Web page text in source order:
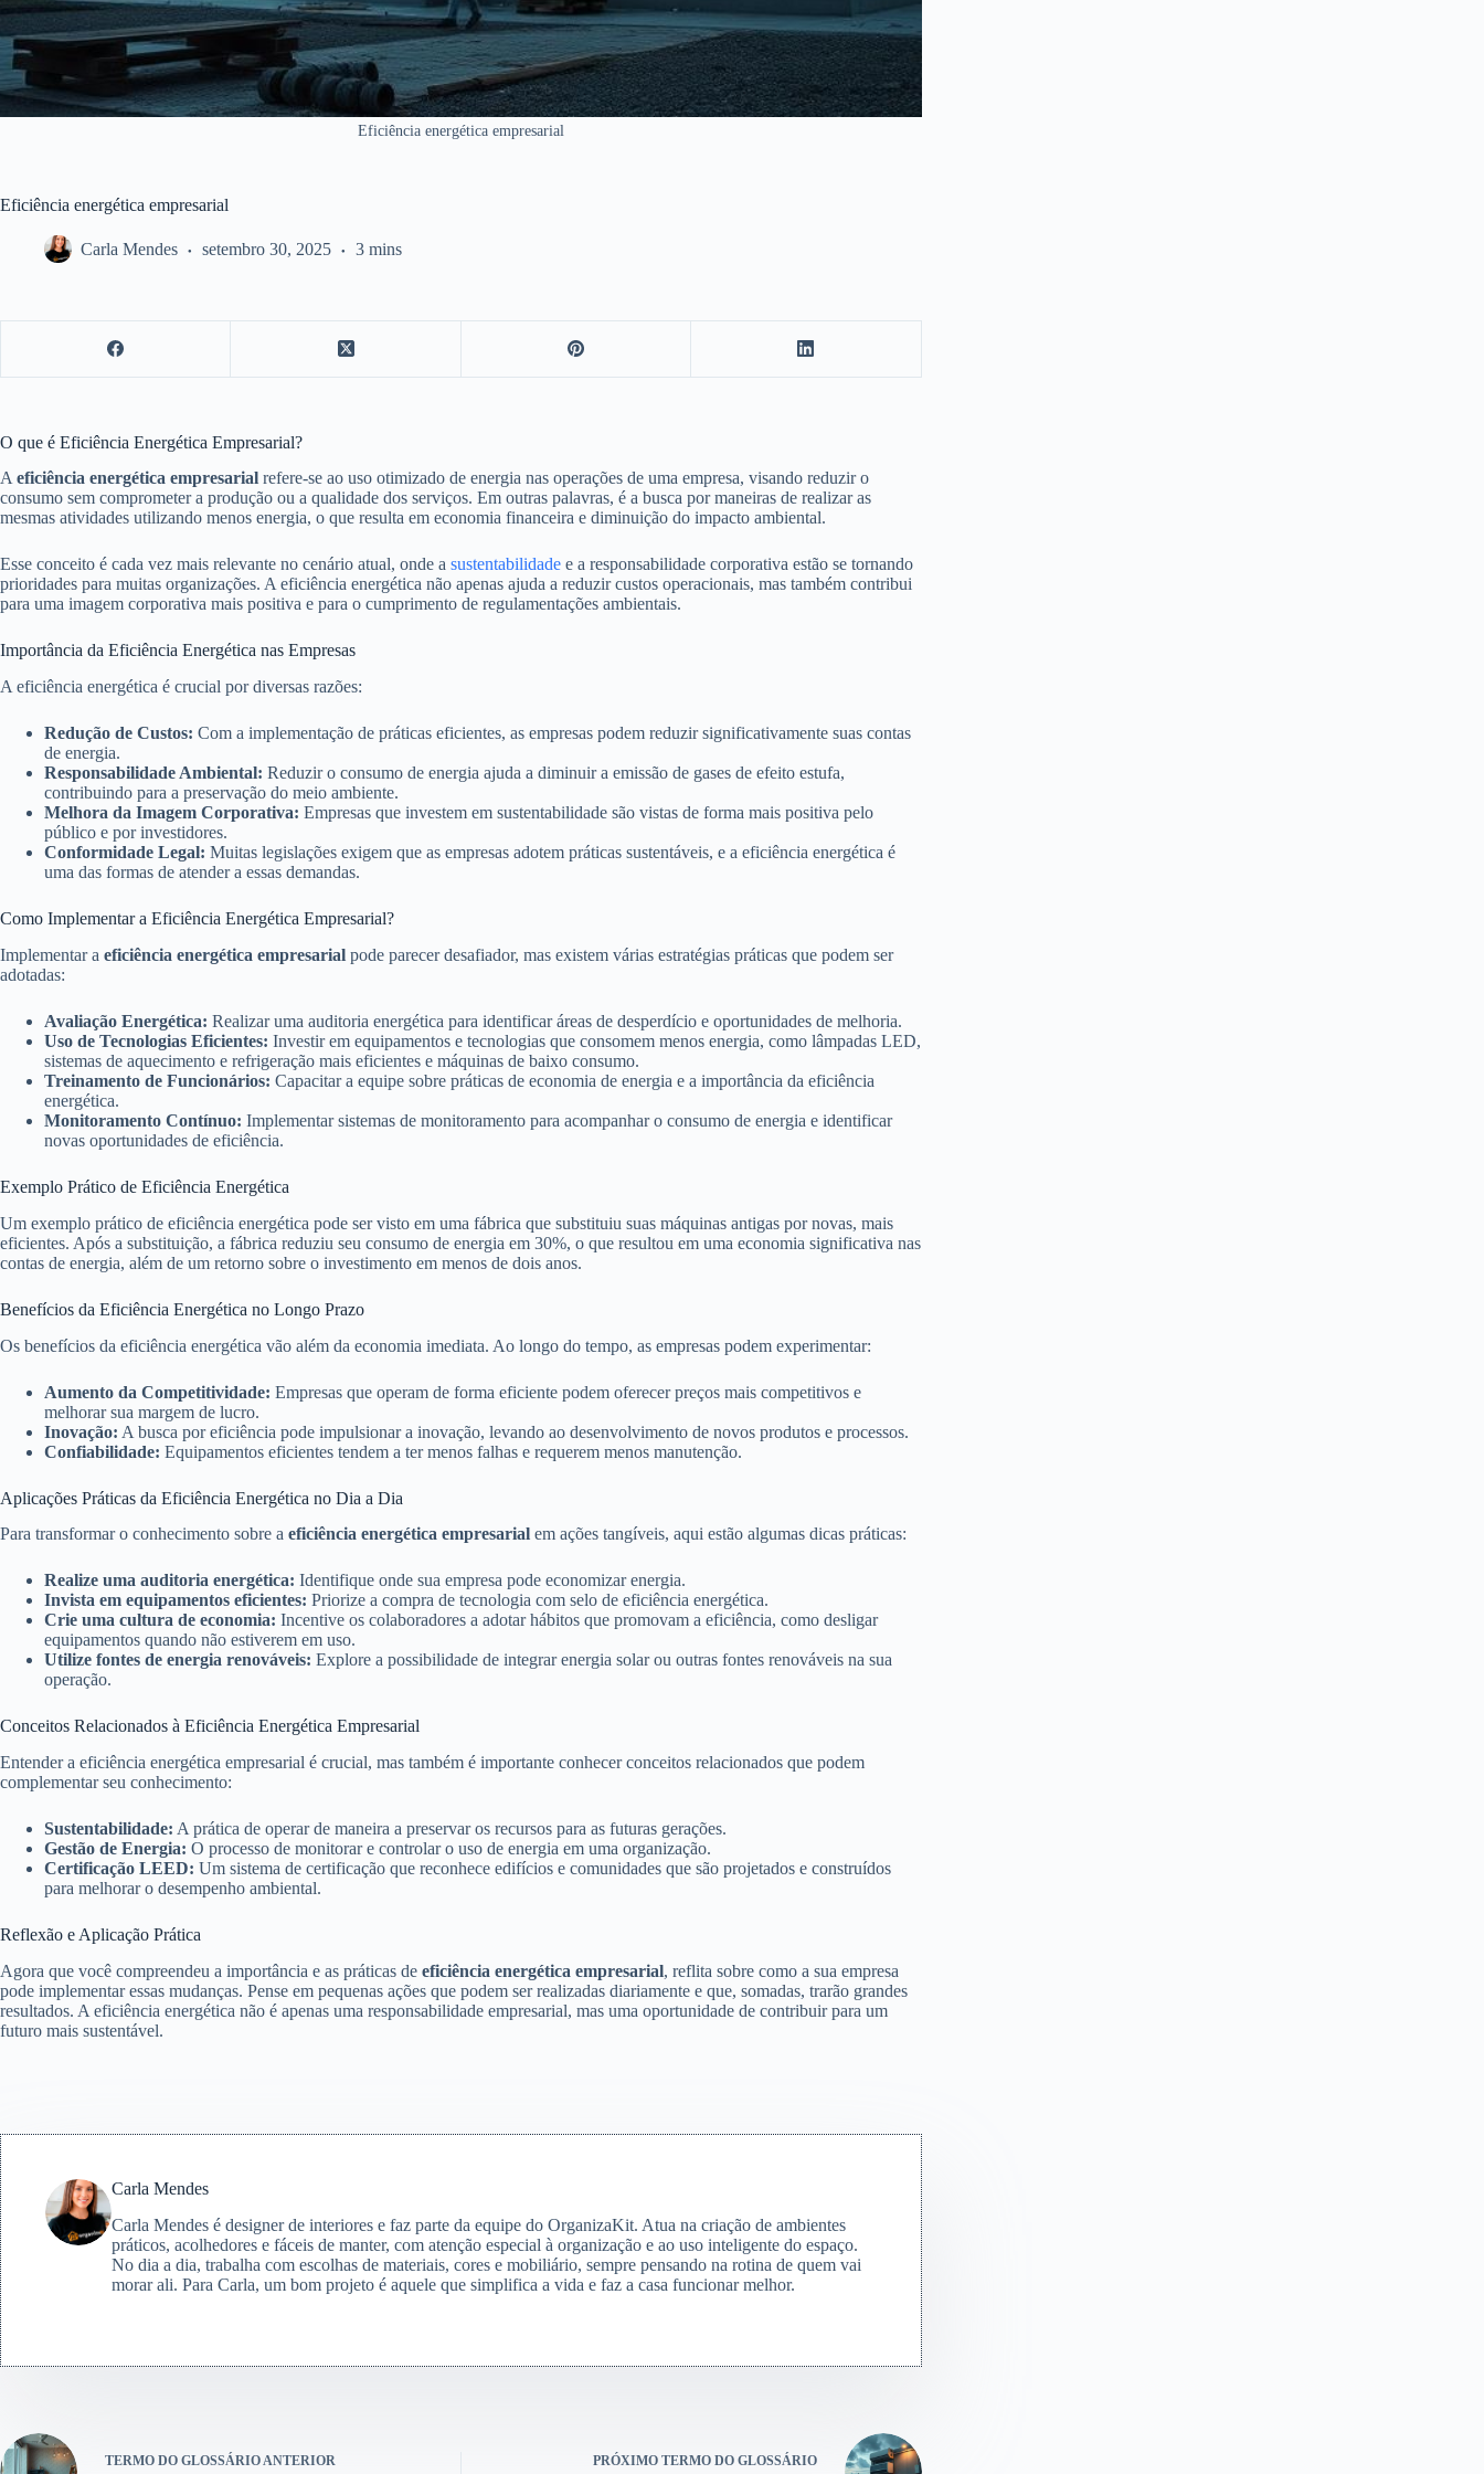
Eficiência energética empresarial
Eficiência energética empresarial
Carla Mendes setembro 30, 2025 3 mins
O que é Eficiência Energética Empresarial?
Aeficiência energética empresarial refere-se ao uso otimizado de energia nas operações de uma empresa, visando reduzir o
consumo sem comprometer a produção ou a qualidade dos serviços. Em outras palavras, é a busca por maneiras de realizar as
mesmas atividades utilizando menos energia, o que resulta em economia financeira e diminuição do impacto ambiental.
Esse conceito é cada vez mais relevante no cenário atual, onde a sustentabilidade e a responsabilidade corporativa estão se tornando
prioridades para muitas organizações. A eficiência energética não apenas ajuda a reduzir custos operacionais, mas também contribui
para uma imagem corporativa mais positiva e para o cumprimento de regulamentações ambientais.
Importância da Eficiência Energética nas Empresas
A eficiência energética é crucial por diversas razões:
Redução de Custos: Com a implementação de práticas eficientes, as empresas podem reduzir significativamente suas contas
de energia.
Responsabilidade Ambiental: Reduzir o consumo de energia ajuda a diminuir a emissão de gases de efeito estufa,
contribuindo para a preservação do meio ambiente.
Melhora da Imagem Corporativa: Empresas que investem em sustentabilidade são vistas de forma mais positiva pelo
público e por investidores.
Conformidade Legal: Muitas legislações exigem que as empresas adotem práticas sustentáveis, e a eficiência energética é
uma das formas de atender a essas demandas.
Como Implementar a Eficiência Energética Empresarial?
Implementar a eficiência energética empresarial pode parecer desafiador, mas existem várias estratégias práticas que podem ser
adotadas:
Avaliação Energética: Realizar uma auditoria energética para identificar áreas de desperdício e oportunidades de melhoria.
Uso de Tecnologias Eficientes: Investir em equipamentos e tecnologias que consomem menos energia, como lâmpadas LED,
sistemas de aquecimento e refrigeração mais eficientes e máquinas de baixo consumo.
Treinamento de Funcionários: Capacitar a equipe sobre práticas de economia de energia e a importância da eficiência
energética.
Monitoramento Contínuo: Implementar sistemas de monitoramento para acompanhar o consumo de energia e identificar
novas oportunidades de eficiência.
Exemplo Prático de Eficiência Energética
Um exemplo prático de eficiência energética pode ser visto em uma fábrica que substituiu suas máquinas antigas por novas, mais
eficientes. Após a substituição, a fábrica reduziu seu consumo de energia em 30%, o que resultou em uma economia significativa nas
contas de energia, além de um retorno sobre o investimento em menos de dois anos.
Benefícios da Eficiência Energética no Longo Prazo
Os benefícios da eficiência energética vão além da economia imediata. Ao longo do tempo, as empresas podem experimentar:
Aumento da Competitividade: Empresas que operam de forma eficiente podem oferecer preços mais competitivos e
melhorar sua margem de lucro.
Inovação: A busca por eficiência pode impulsionar a inovação, levando ao desenvolvimento de novos produtos e processos.
Confiabilidade: Equipamentos eficientes tendem a ter menos falhas e requerem menos manutenção.
Aplicações Práticas da Eficiência Energética no Dia a Dia
Para transformar o conhecimento sobre a eficiência energética empresarial em ações tangíveis, aqui estão algumas dicas práticas:
Realize uma auditoria energética: Identifique onde sua empresa pode economizar energia.
Invista em equipamentos eficientes: Priorize a compra de tecnologia com selo de eficiência energética.
Crie uma cultura de economia: Incentive os colaboradores a adotar hábitos que promovam a eficiência, como desligar
equipamentos quando não estiverem em uso.
Utilize fontes de energia renováveis: Explore a possibilidade de integrar energia solar ou outras fontes renováveis na sua
operação.
Conceitos Relacionados à Eficiência Energética Empresarial
Entender a eficiência energética empresarial é crucial, mas também é importante conhecer conceitos relacionados que podem
complementar seu conhecimento:
Sustentabilidade: A prática de operar de maneira a preservar os recursos para as futuras gerações.
Gestão de Energia: O processo de monitorar e controlar o uso de energia em uma organização.
Certificação LEED: Um sistema de certificação que reconhece edifícios e comunidades que são projetados e construídos
para melhorar o desempenho ambiental.
Reflexão e Aplicação Prática
Agora que você compreendeu a importância e as práticas de eficiência energética empresarial, reflita sobre como a sua empresa
pode implementar essas mudanças. Pense em pequenas ações que podem ser realizadas diariamente e que, somadas, trarão grandes
resultados. A eficiência energética não é apenas uma responsabilidade empresarial, mas uma oportunidade de contribuir para um
futuro mais sustentável.
Carla Mendes
Carla Mendes é designer de interiores e faz parte da equipe do OrganizaKit. Atua na criação de ambientes
práticos, acolhedores e fáceis de manter, com atenção especial à organização e ao uso inteligente do espaço.
No dia a dia, trabalha com escolhas de materiais, cores e mobiliário, sempre pensando na rotina de quem vai
morar ali. Para Carla, um bom projeto é aquele que simplifica a vida e faz a casa funcionar melhor.
TERMO DO GLOSSÁRIOANTERIOR PRÓXIMO TERMO DO GLOSSÁRIO